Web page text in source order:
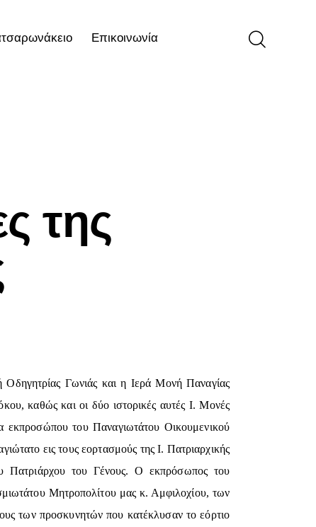
Επικοινωνία
της
Οδηγητρίας Γωνιάς και η Ιερά Μονή Παναγίας
καθώς και οι δύο ιστορικές αυτές Ι. Μονές
εκπροσώπου του Παναγιωτάτου Οικουμενικού
εις τους εορτασμούς της Ι. Πατριαρχικής
Πατριάρχου του Γένους. Ο εκπρόσωπος του
Μητροπολίτου μας κ. Αμφιλοχίου, των
των προσκυνητών που κατέκλυσαν το εόρτιο